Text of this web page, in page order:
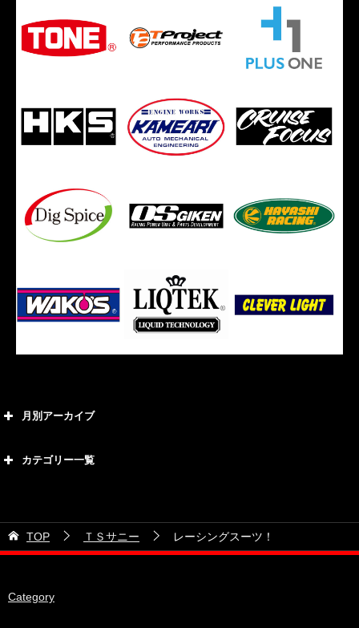
月別アーカイブ
2026年5月
2026年4月
2026年2月
カテゴリー一覧
21号車
28号車
TOP ＴＳサニー レーシングスーツ！
Category